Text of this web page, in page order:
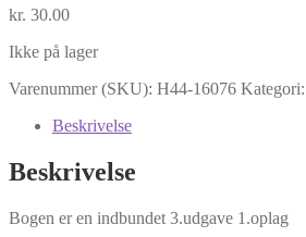
kr. 30.00
Ikke på lager
Varenummer (SKU): H44-16076 Kategori:
Beskrivelse
Beskrivelse
Bogen er en indbundet 3.udgave 1.oplag